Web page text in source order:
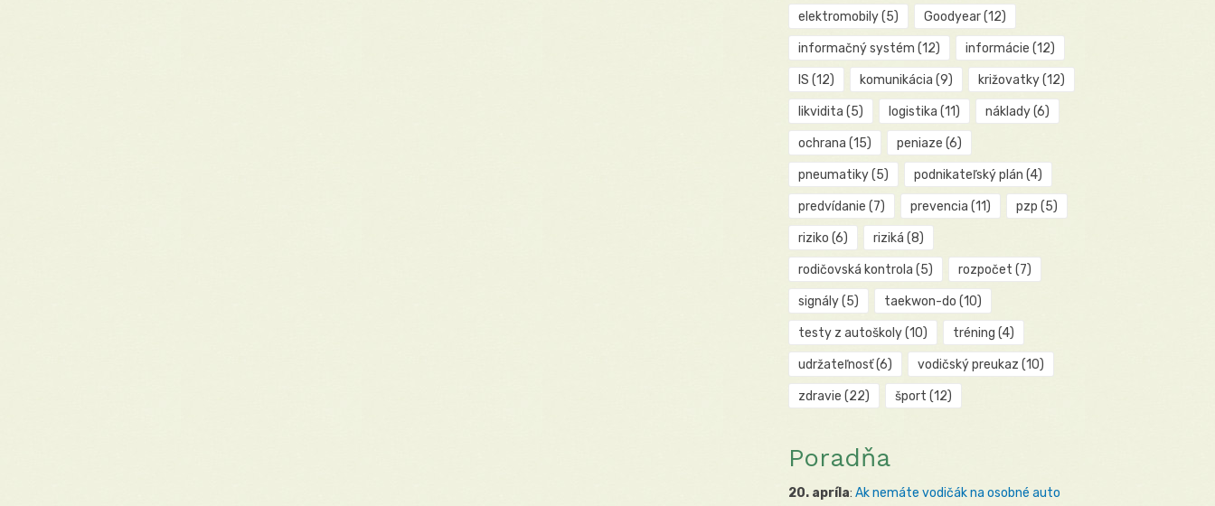
elektromobily(5) Goodyear(12)
informačný systém (12) informácie (12)
IS (12) komunikácia (9) križovatky(12)
likvidita (5) logistika (11) náklady(6)
ochrana (15) peniaze (6)
pneumatiky(5) podnikateľský plán (4)
predvídanie (7) prevencia (11) pzp (5)
riziko (6) riziká (8)
rodičovská kontrola (5) rozpočet (7)
signály(5) taekwon-do (10)
testy z autoškoly(10) tréning (4)
udržateľnosť(6) vodičský preukaz (10)
zdravie (22) šport (12)
Poradňa
20. apríla: Ak nemáte vodičák na osobné auto